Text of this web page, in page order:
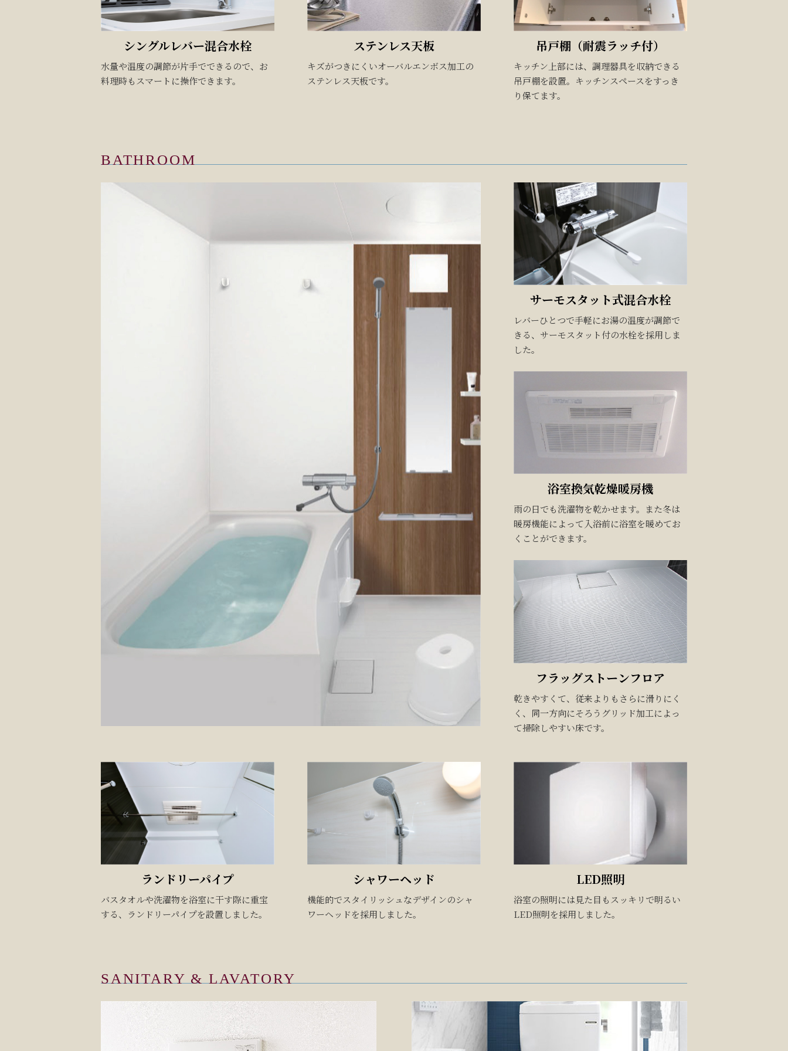
シングルレバー混合水栓
水量や温度の調節が片手でできるので、お
料理時もスマートに操作できます。
ステンレス天板
キズがつきにくいオーバルエンボス加工の
ステンレス天板です。
吊戸棚（耐震ラッチ付）
キッチン上部には、調理器具を収納できる
吊戸棚を設置。キッチンスペースをすっき
り保てます。
BATHROOM
サーモスタット式混合水栓
レバーひとつで手軽にお湯の温度が調節で
きる、サーモスタット付の水栓を採用しま
した。
浴室換気乾燥暖房機
雨の日でも洗濯物を乾かせます。また冬は
暖房機能によって入浴前に浴室を暖めてお
くことができます。
フラッグストーンフロア
乾きやすくて、従来よりもさらに滑りにく
く、同一方向にそろうグリッド加工によっ
て掃除しやすい床です。
ランドリーパイプ
バスタオルや洗濯物を浴室に干す際に重宝
する、ランドリーパイプを設置しました。
シャワーヘッド
機能的でスタイリッシュなデザインのシャ
ワーヘッドを採用しました。
LED照明
浴室の照明には見た目もスッキリで明るい
LED照明を採用しました。
SANITARY & LAVATORY